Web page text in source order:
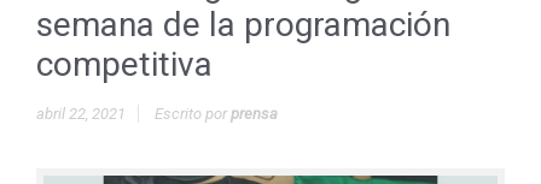
semana de la programación
competitiva
abril 22, 2021 Escrito porprensa